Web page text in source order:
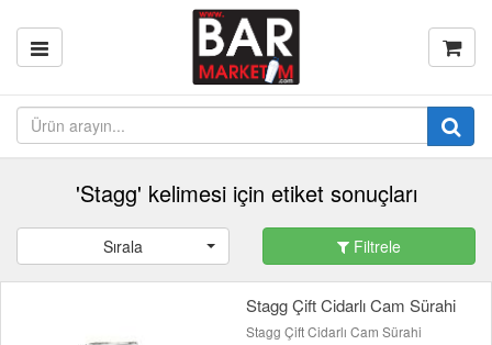
'Stagg' kelimesi için etiket sonuçları
Sırala Filtrele
Stagg Çift Cidarlı Cam Sürahi
Stagg Çift Cidarlı Cam Sürahi